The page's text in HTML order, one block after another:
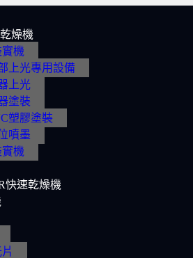
燥機
實機
上光專用設備
上光
塗裝
塑膠塗裝
噴墨
機
快速乾燥機